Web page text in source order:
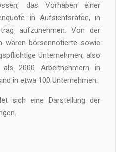
das Vorhaben einer
in Aufsichtsräten, in
aufzunehmen. Von der
wären börsennotierte sowie
Unternehmen, also
2000 Arbeitnehmern in
in etwa 100 Unternehmen.
sich eine Darstellung der